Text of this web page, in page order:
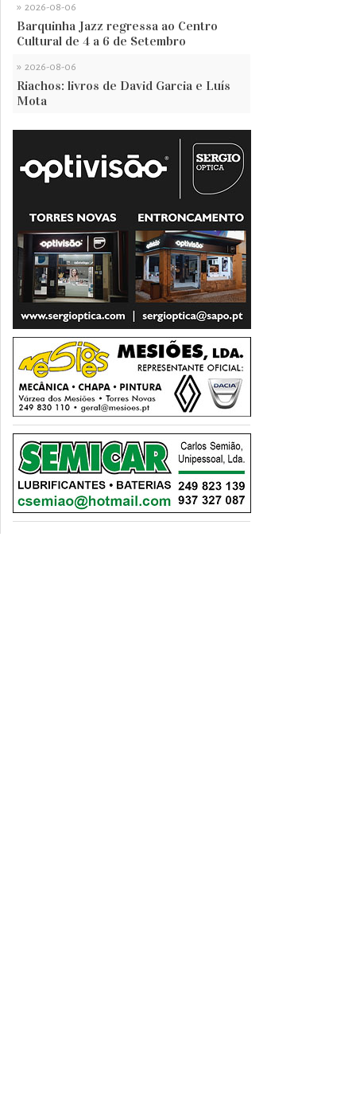
» 2026-08-06
Barquinha Jazz regressa ao Centro
Cultural de 4 a 6 de Setembro
» 2026-08-06
Riachos: livros de David Garcia e Luís
Mota